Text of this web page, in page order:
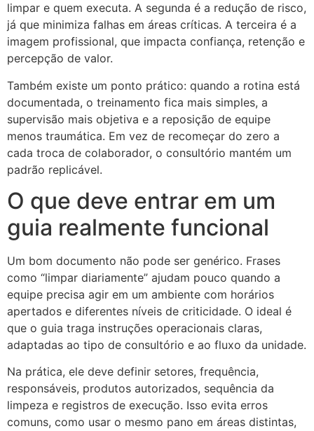
limpar e quem executa. A segunda é a redução de risco,
já que minimiza falhas em áreas críticas. A terceira é a
imagem profissional, que impacta confiança, retenção e
percepção de valor.
Também existe um ponto prático: quando a rotina está
documentada, o treinamento fica mais simples, a
supervisão mais objetiva e a reposição de equipe
menos traumática. Em vez de recomeçar do zero a
cada troca de colaborador, o consultório mantém um
padrão replicável.
O que deve entrar em um
guia realmente funcional
Um bom documento não pode ser genérico. Frases
como “limpar diariamente” ajudam pouco quando a
equipe precisa agir em um ambiente com horários
apertados e diferentes níveis de criticidade. O ideal é
que o guia traga instruções operacionais claras,
adaptadas ao tipo de consultório e ao fluxo da unidade.
Na prática, ele deve definir setores, frequência,
responsáveis, produtos autorizados, sequência da
limpeza e registros de execução. Isso evita erros
comuns, como usar o mesmo pano em áreas distintas,